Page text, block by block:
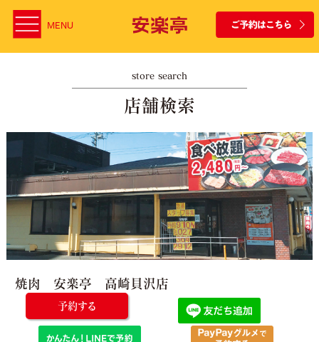
MENU
store search
店舗検索
焼肉 安楽亭 高崎貝沢店
予約する